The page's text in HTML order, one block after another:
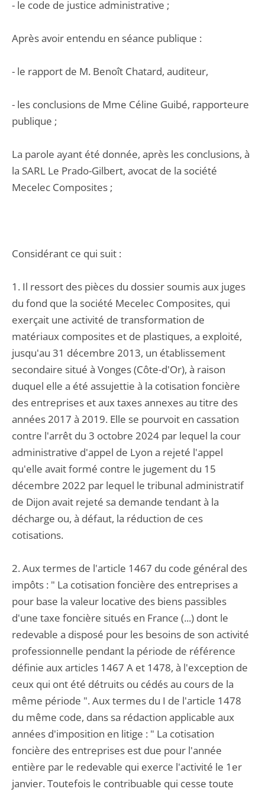
- le code de justice administrative ;
Après avoir entendu en séance publique :
- le rapport de M. Benoît Chatard, auditeur,
- les conclusions de Mme Céline Guibé, rapporteure
publique ;
La parole ayant été donnée, après les conclusions, à
la SARL Le Prado-Gilbert, avocat de la société
Mecelec Composites ;
Considérant ce qui suit :
1. Il ressort des pièces du dossier soumis aux juges
du fond que la société Mecelec Composites, qui
exerçait une activité de transformation de
matériaux composites et de plastiques, a exploité,
jusqu'au 31 décembre 2013, un établissement
secondaire situé à Vonges (Côte-d'Or), à raison
duquel elle a été assujettie à la cotisation foncière
des entreprises et aux taxes annexes au titre des
années 2017 à 2019. Elle se pourvoit en cassation
contre l'arrêt du 3 octobre 2024 par lequel la cour
administrative d'appel de Lyon a rejeté l'appel
qu'elle avait formé contre le jugement du 15
décembre 2022 par lequel le tribunal administratif
de Dijon avait rejeté sa demande tendant à la
décharge ou, à défaut, la réduction de ces
cotisations.
2. Aux termes de l'article 1467 du code général des
impôts : " La cotisation foncière des entreprises a
pour base la valeur locative des biens passibles
d'une taxe foncière situés en France (...) dont le
redevable a disposé pour les besoins de son activité
professionnelle pendant la période de référence
définie aux articles 1467 A et 1478, à l'exception de
ceux qui ont été détruits ou cédés au cours de la
même période ". Aux termes du I de l'article 1478
du même code, dans sa rédaction applicable aux
années d'imposition en litige : " La cotisation
foncière des entreprises est due pour l'année
entière par le redevable qui exerce l'activité le 1er
janvier. Toutefois le contribuable qui cesse toute